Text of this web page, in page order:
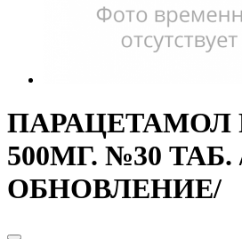
ПАРАЦЕТАМОЛ
500МГ. №30 ТАБ.
ОБНОВЛЕНИЕ/